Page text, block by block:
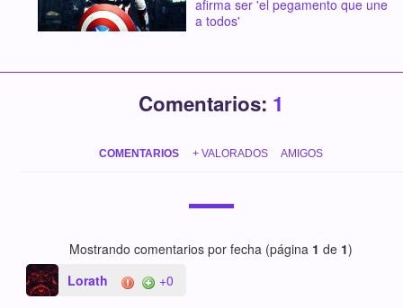
afirma ser 'el pegamento que une
a todos'
Comentarios: 1
COMENTARIOS + VALORADOS AMIGOS
Mostrando comentarios por fecha (página 1 de 1)
Lorath
+0